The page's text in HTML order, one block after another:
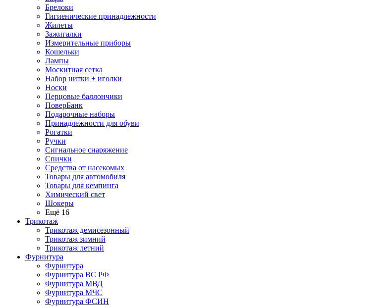
Брелоки
Гигиенические принадлежности
Жилеты
Зажигалки
Измерительные приборы
Кошельки
Лампы
Москитная сетка
Набор нитки + иголки
Носки
Перцовые баллончики
ПоверБанк
Подарочные наборы
Принадлежности для обуви
Рогатки
Ручки
Сигнальное снаряжение
Спички
Средства от насекомых
Товары для автомобиля
Товары для кемпинга
Химический свет
Шокеры
Ещё 16
Трикотаж
Трикотаж демисезонный
Трикотаж зимний
Трикотаж летний
Фурнитура
Фурнитура
Фурнитура ВС РФ
Фурнитура МВД
Фурнитура МЧС
Фурнитура ФСИН